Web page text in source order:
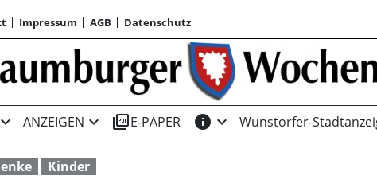
Impressum AGB Datenschutz
expand_more ANZEIGEN expand_more picture_as_pdfE-PAPER info expand_more Wunstorfer-
Kinder